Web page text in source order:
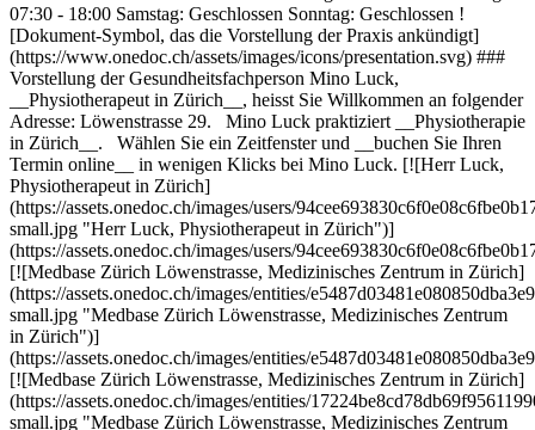
07:30 - 18:00 Samstag: Geschlossen Sonntag: Geschlossen !
[Dokument-Symbol, das die Vorstellung der Praxis ankündigt]
(https://www.onedoc.ch/assets/images/icons/presentation.svg) ###
Vorstellung der Gesundheitsfachperson Mino Luck,
__Physiotherapeut in Zürich__, heisst Sie Willkommen an folgender
Adresse: Löwenstrasse 29. Mino Luck praktiziert __Physiotherapie
in Zürich__. Wählen Sie ein Zeitfenster und __buchen Sie Ihren
Termin online__ in wenigen Klicks bei Mino Luck. [![Herr Luck,
Physiotherapeut in Zürich]
(https://assets.onedoc.ch/images/users/
small.jpg "Herr Luck, Physiotherapeut in Zürich")]
(https://assets.onedoc.ch/images/users/
[![Medbase Zürich Löwenstrasse, Medizinisches Zentrum in Zürich]
(https://assets.onedoc.ch/images/entities/
small.jpg "Medbase Zürich Löwenstrasse, Medizinisches Zentrum
in Zürich")]
(https://assets.onedoc.ch/images/entities/
[![Medbase Zürich Löwenstrasse, Medizinisches Zentrum in Zürich]
(https://assets.onedoc.ch/images/entities/
small.jpg "Medbase Zürich Löwenstrasse, Medizinisches Zentrum